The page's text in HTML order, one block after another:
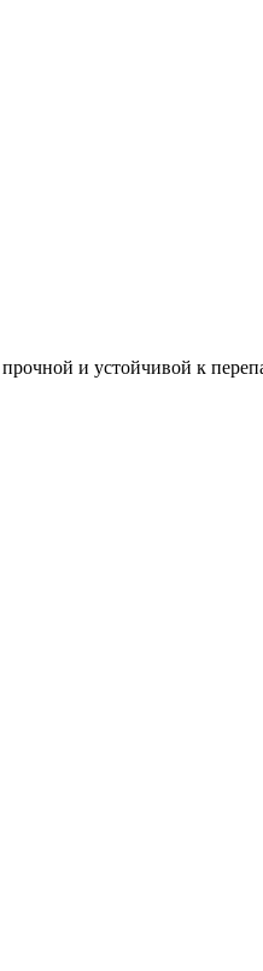
и устойчивой к